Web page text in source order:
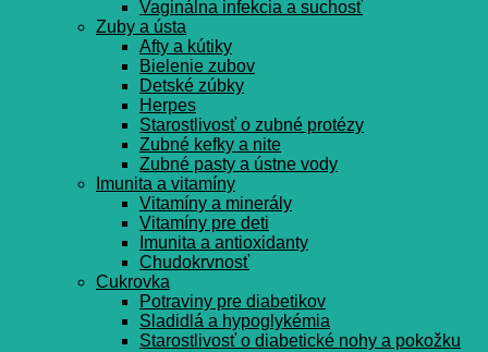
Vaginálna infekcia a suchosť
Zuby a ústa
Afty a kútiky
Bielenie zubov
Detské zúbky
Herpes
Starostlivosť o zubné protézy
Zubné kefky a nite
Zubné pasty a ústne vody
Imunita a vitamíny
Vitamíny a minerály
Vitamíny pre deti
Imunita a antioxidanty
Chudokrvnosť
Cukrovka
Potraviny pre diabetikov
Sladidlá a hypoglykémia
Starostlivosť o diabetické nohy a pokožku